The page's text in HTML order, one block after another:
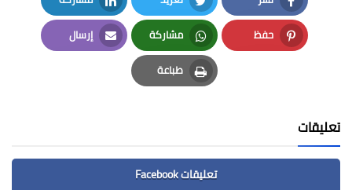
Facebook
Twitter
LinkedIn
حفظ
Pinterest
مشاركة
Whatsapp
إرسال
Email
طباعة
Print
تعليقات
تعليقات Facebook